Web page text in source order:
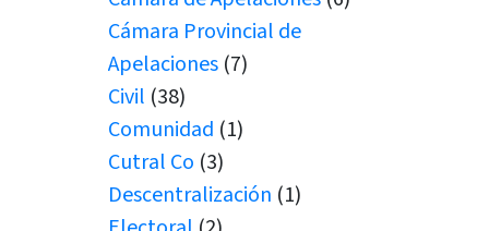
Cámara Provincial de
Apelaciones (7)
Civil (38)
Comunidad (1)
Cutral Co (3)
Descentralización (1)